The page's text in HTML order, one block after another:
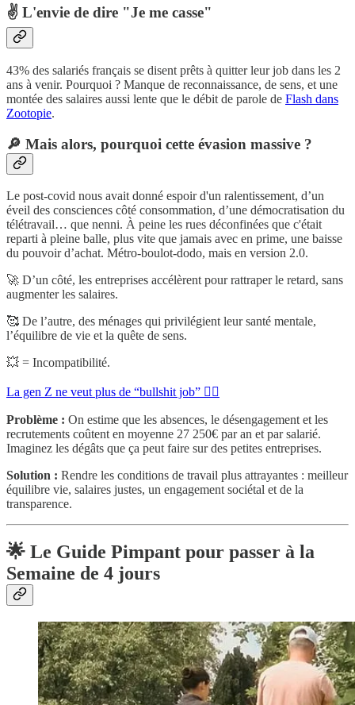
✌ L'envie de dire "Je me casse"
43% des salariés français se disent prêts à quitter leur job dans les 2
ans à venir. Pourquoi ? Manque de reconnaissance, de sens, et une
montée des salaires aussi lente que le débit de parole de Flash dans
Zootopie.
🔎 Mais alors, pourquoi cette évasion massive ?
Le post-covid nous avait donné espoir d'un ralentissement, d’un
éveil des consciences côté consommation, d’une démocratisation du
télétravail… que nenni. À peine les rues déconfinées que c'était
reparti à pleine balle, plus vite que jamais avec en prime, une baisse
du pouvoir d’achat. Métro-boulot-dodo, mais en version 2.0.
🚀 D’un côté, les entreprises accélèrent pour rattraper le retard, sans
augmenter les salaires.
🥰 De l’autre, des ménages qui privilégient leur santé mentale,
l’équilibre de vie et la quête de sens.
💥 = Incompatibilité.
La gen Z ne veut plus de “bullshit job” 🙅‍♂️
Problème : On estime que les absences, le désengagement et les
recrutements coûtent en moyenne 27 250€ par an et par salarié.
Imaginez les dégâts que ça peut faire sur des petites entreprises.
Solution : Rendre les conditions de travail plus attrayantes : meilleur
équilibre vie, salaires justes, un engagement sociétal et de la
transparence.
🌟 Le Guide Pimpant pour passer à la
Semaine de 4 jours